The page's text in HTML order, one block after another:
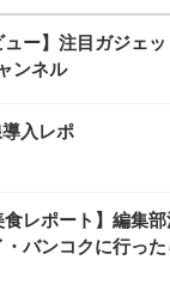
ュー】注目ガジェ
ンネル
入レポ
食レポート】編集
バンコクに行っ